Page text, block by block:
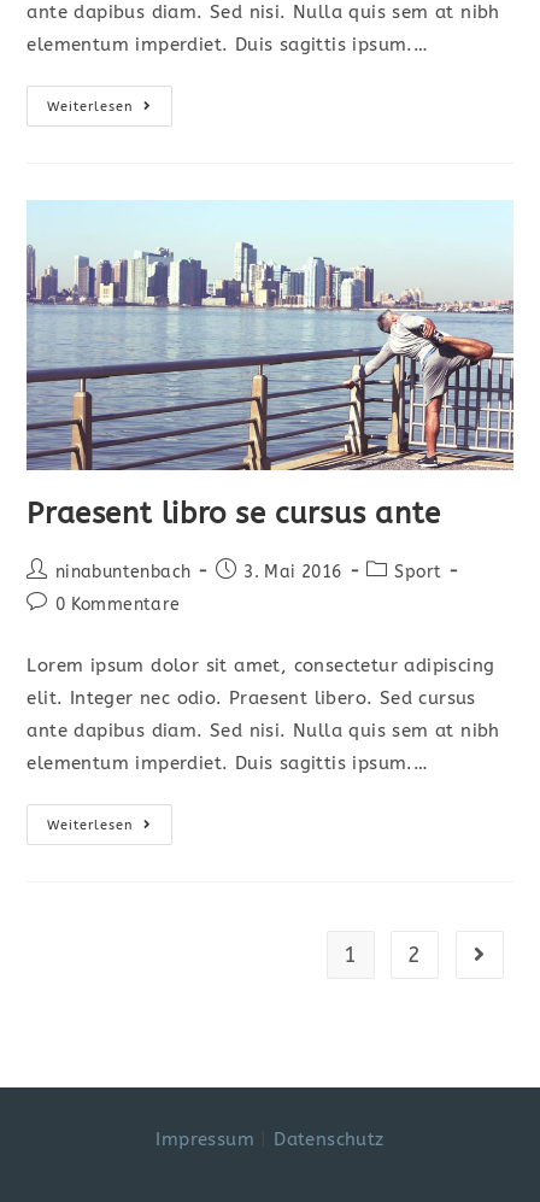
ante dapibus diam. Sed nisi. Nulla quis sem at nibh
elementum imperdiet. Duis sagittis ipsum.…
Weiterlesen
Vestibulum
Sapin
Praesent libro se cursus ante
Beitrags-
Autor:
ninabuntenbach
Beitrag3. Mai 2016
Beitrags-
Sport
Beitrags-
0 Kommentare
Lorem ipsum dolor sit amet, consectetur adipiscing
elit. Integer nec odio. Praesent libero. Sed cursus
ante dapibus diam. Sed nisi. Nulla quis sem at nibh
elementum imperdiet. Duis sagittis ipsum.…
Weiterlesen
Praesent
Libro
1 2 Gehe
Impressum Datenschutz